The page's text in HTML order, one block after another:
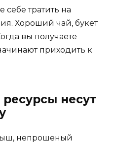
себе тратить на
Хороший чай, букет
вы получаете
приходить к
несут
непрошеный